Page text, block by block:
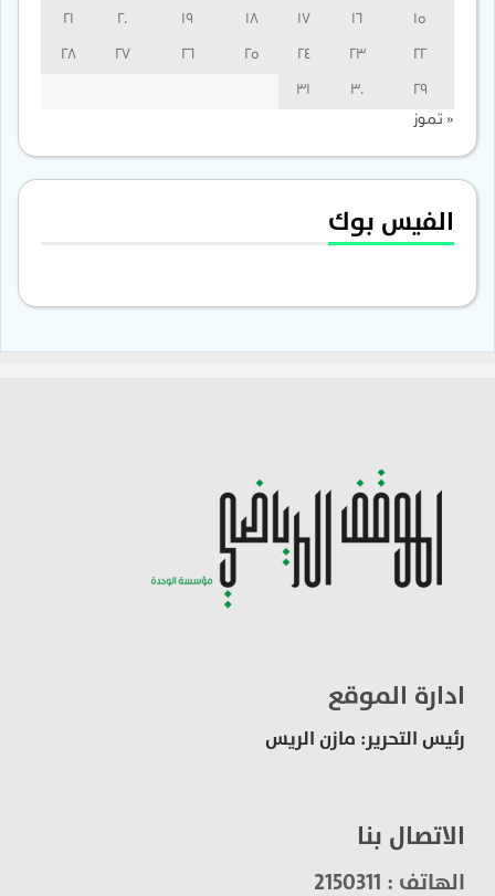
15
16
17
18
19
20
21
22
23
24
25
26
27
28
29
30
31
« تموز
الفيس بوك
ادارة الموقع
رئيس التحرير: مازن الريس
الاتصال بنا
الهاتف : 2150311